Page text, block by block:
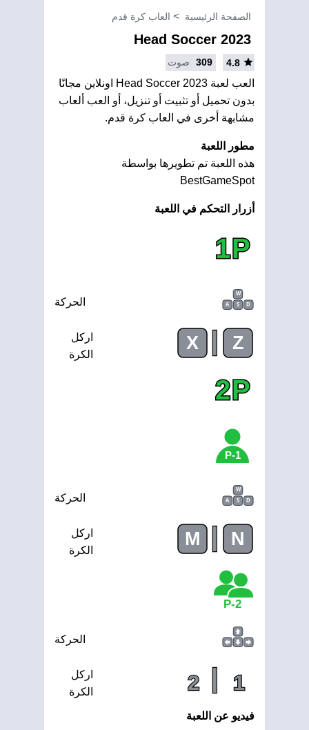
الصفحة الرئيسية العاب كرة قدم
Head Soccer 2023
4.8
309 صوت
العب لعبة Head Soccer 2023 اونلاين مجانًا
بدون تحميل أو تثبيت أو تنزيل، أو العب ألعاب
مشابهة أخرى في العاب كرة قدم.
مطور اللعبة
هذه اللعبة تم تطويرها بواسطة
BestGameSpot
أزرار التحكم في اللعبة
1P
W
A
S D الحركة
Z
|
X
اركل
الكرة
2P
1-P
W
A
S D الحركة
N
|
M
اركل
الكرة
2-P
الحركة
1
|
2
اركل
الكرة
فيديو عن اللعبة